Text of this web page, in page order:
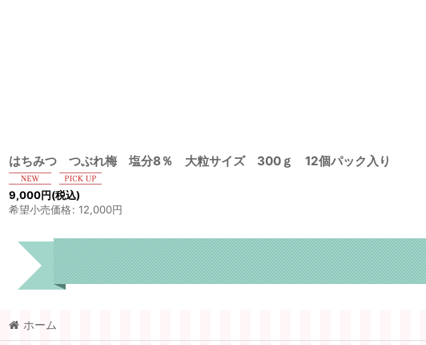
はちみつ つぶれ梅 塩分8％ 大粒サイズ 300ｇ 12個パック入り
9,000円(税込)
希望小売価格: 12,000円
はちみつ梅 (全商品)
ホーム